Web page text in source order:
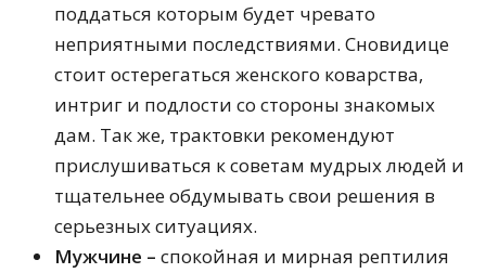
поддаться которым будет чревато
неприятными последствиями. Сновидице
стоит остерегаться женского коварства,
интриг и подлости со стороны знакомых
дам. Так же, трактовки рекомендуют
прислушиваться к советам мудрых людей и
тщательнее обдумывать свои решения в
серьезных ситуациях.
Мужчине – спокойная и мирная рептилия